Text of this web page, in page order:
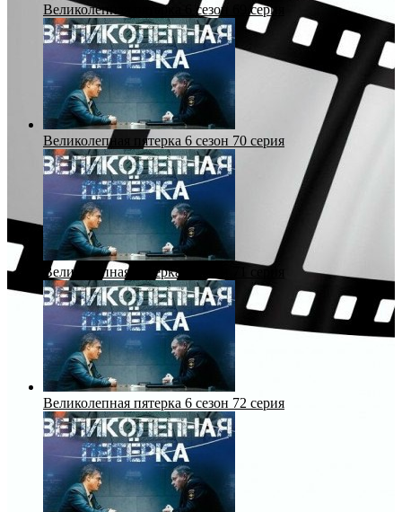
Великолепная пятерка 6 сезон 69 серия
Великолепная пятерка 6 сезон 70 серия
Великолепная пятерка 6 сезон 71 серия
Великолепная пятерка 6 сезон 72 серия